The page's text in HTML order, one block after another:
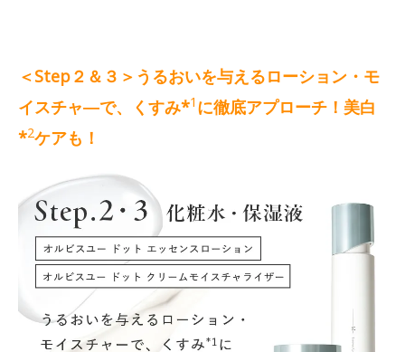
＜Step２＆３＞うるおいを与えるローション・モ
イスチャ―で、くすみ*1 に徹底アプローチ！美白
*2ケアも！